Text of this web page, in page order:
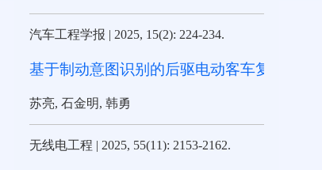
汽车工程学报 | 2025, 15(2): 224-234.
基于制动意图识别的后驱电动客车复合制动
苏亮, 石金明, 韩勇
无线电工程 | 2025, 55(11): 2153-2162.